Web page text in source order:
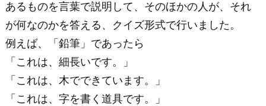
あるものを言葉で説明して、そのほかの人が、それ
が何なのかを答える、クイズ形式で行いました。
例えば、「鉛筆」であったら
「これは、細長いです。」
「これは、木でできています。」
「これは、字を書く道具です。」